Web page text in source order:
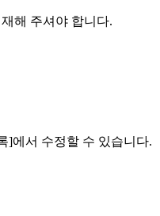
해 주셔야 합니다.
]에서 수정할 수 있습니다.